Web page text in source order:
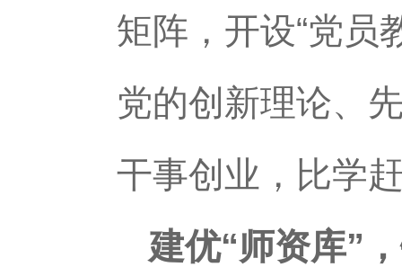
矩阵，开设“党员
党的创新理论、
干事创业，比学
建优“师资库”